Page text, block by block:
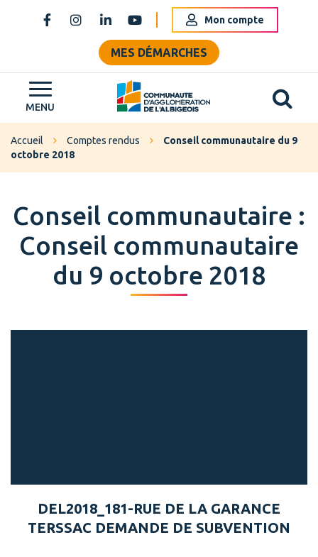
Lien vers le compte Facebook
Lien vers le compte Instagram
Lien vers le compte Linkedin
Lien vers la chaîne Youtube
Mon compte
MES DÉMARCHES
MENU Grand Albigeois
Accueil Comptes rendus
Conseil communautaire du 9
octobre 2018
Conseil communautaire :
Conseil communautaire
du 9 octobre 2018
DEL2018_181-RUE DE LA GARANCE
TERSSAC DEMANDE DE SUBVENTION